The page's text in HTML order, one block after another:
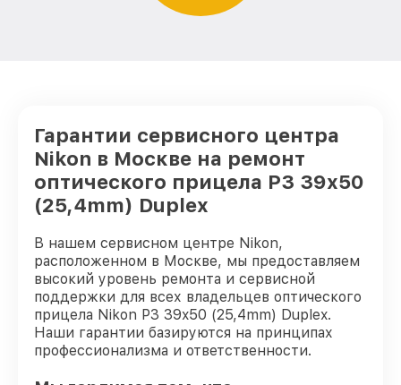
Гарантии сервисного центра
Nikon в Москве на ремонт
оптического прицела P3 39x50
(25,4mm) Duplex
В нашем сервисном центре Nikon,
расположенном в Москве, мы предоставляем
высокий уровень ремонта и сервисной
поддержки для всех владельцев оптического
прицела Nikon P3 39x50 (25,4mm) Duplex.
Наши гарантии базируются на принципах
профессионализма и ответственности.